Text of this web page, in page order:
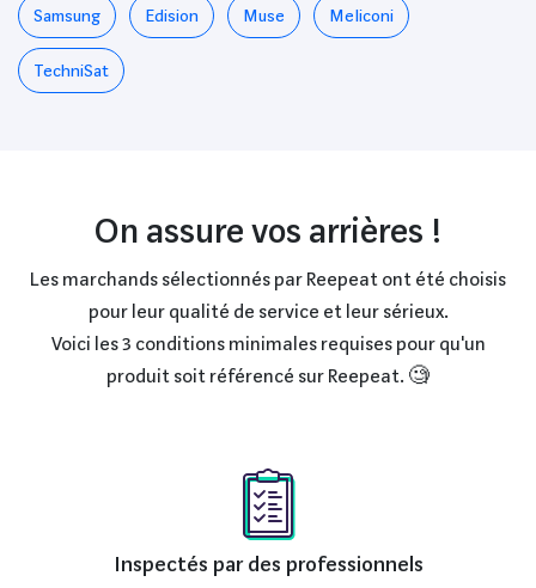
Samsung Edision Muse Meliconi
TechniSat
On assure vos arrières !
Les marchands sélectionnés par Reepeat ont été choisis
pour leur qualité de service et leur sérieux.
Voici les 3 conditions minimales requises pour qu'un
produit soit référencé sur Reepeat. 🧐
Inspectés par des professionnels